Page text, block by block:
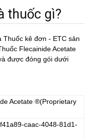
thuốc gì?
Thuốc kê đơn - ETC sản
Flecainide Acetate
được đóng gói dưới
Acetate ®(Proprietary
caac-4048-81d1-